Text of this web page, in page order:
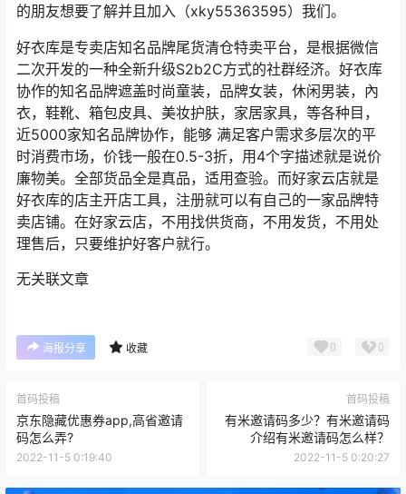
的朋友想要了解并且加入（xky55363595）我们。
好衣库是专卖店知名品牌尾货清仓特卖平台，是根据微信
二次开发的一种全新升级S2b2C方式的社群经济。好衣库
协作的知名品牌遮盖时尚童装，品牌女装，休闲男装，內
衣，鞋靴、箱包皮具、美妆护肤，家居家具，等各种目，
近5000家知名品牌协作，能够 满足客户需求多层次的平
时消费市场，价钱一般在0.5-3折，用4个字描述就是说价
廉物美。全部货品全是真品，适用查验。而好家云店就是
好衣库的店主开店工具，注册就可以有自己的一家品牌特
卖店铺。在好家云店，不用找供货商，不用发货，不用处
理售后，只要维护好客户就行。
无关联文章
海报分享 收藏 0 0
首码投稿
京东隐藏优惠券app,高省邀请
码怎么弄?
2022-11-5 0:19:40
首码投稿
有米邀请码多少？有米邀请码
介绍有米邀请码怎么样？
2022-11-5 0:20:27